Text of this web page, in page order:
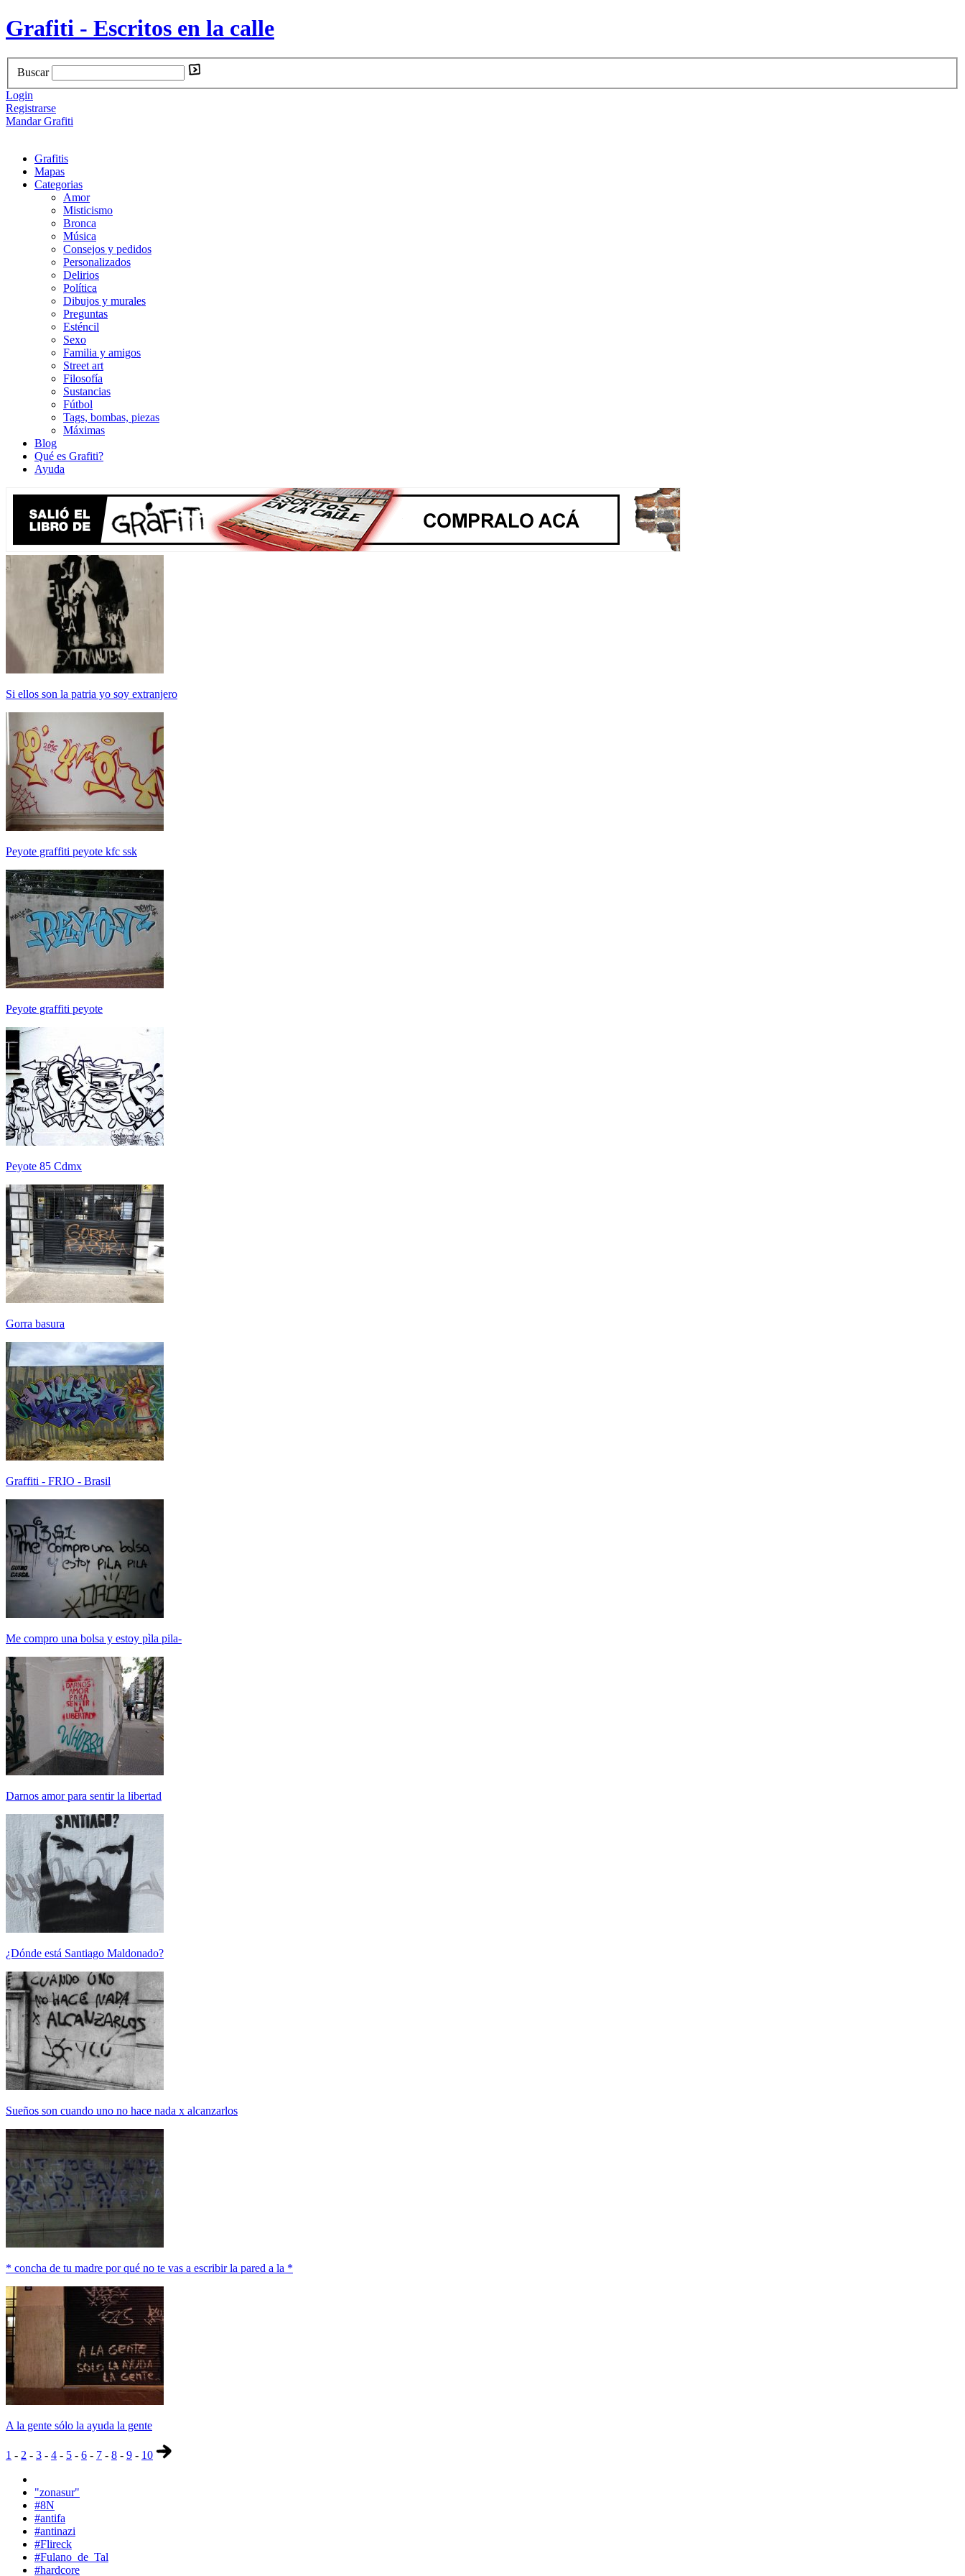
Grafiti - Escritos en la calle
Buscar
Login
Registrarse
Mandar Grafiti
Grafitis
Mapas
Categorias
Amor
Misticismo
Bronca
Música
Consejos y pedidos
Personalizados
Delirios
Política
Dibujos y murales
Preguntas
Esténcil
Sexo
Familia y amigos
Street art
Filosofía
Sustancias
Fútbol
Tags, bombas, piezas
Máximas
Blog
Qué es Grafiti?
Ayuda
Si ellos son la patria yo soy extranjero
Peyote graffiti peyote kfc ssk
Peyote graffiti peyote
Peyote 85 Cdmx
Gorra basura
Graffiti - FRIO - Brasil
Me compro una bolsa y estoy pìla pila-
Darnos amor para sentir la libertad
¿Dónde está Santiago Maldonado?
Sueños son cuando uno no hace nada x alcanzarlos
* concha de tu madre por qué no te vas a escribir la pared a la *
A la gente sólo la ayuda la gente
1 - 2 - 3 - 4 - 5 - 6 - 7 - 8 - 9 - 10
"zonasur"
#8N
#antifa
#antinazi
#Flireck
#Fulano_de_Tal
#hardcore